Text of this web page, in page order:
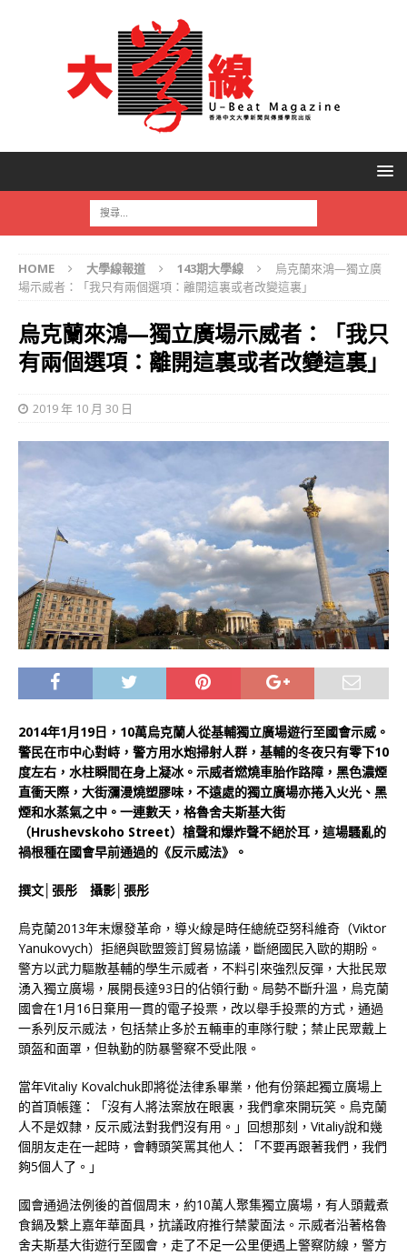
HOME 大學線報道 143期大學線
烏克蘭來鴻—獨立廣
場示威者：「我只有兩個選項：離開這裏或者改變這裏」
烏克蘭來鴻—獨立廣場示威者：「我只
有兩個選項：離開這裏或者改變這裏」
2019 年 10 月 30 日
2014年1月19日，10萬烏克蘭人從基輔獨立廣場遊行至國會示威。
警民在市中心對峙，警方用水炮掃射人群，基輔的冬夜只有零下10
度左右，水柱瞬間在身上凝冰。示威者燃燒車胎作路障，黑色濃煙
直衝天際，大街瀰漫燒塑膠味，不遠處的獨立廣場亦捲入火光、黑
煙和水蒸氣之中。一連數天，格魯舍夫斯基大街
（Hrushevskoho Street）槍聲和爆炸聲不絕於耳，這場騷亂的
禍根種在國會早前通過的《反示威法》。
撰文│張彤 攝影│張彤
烏克蘭2013年末爆發革命，導火線是時任總統亞努科維奇（Viktor
Yanukovych）拒絕與歐盟簽訂貿易協議，斷絕國民入歐的期盼。
警方以武力驅散基輔的學生示威者，不料引來強烈反彈，大批民眾
湧入獨立廣場，展開長達93日的佔領行動。局勢不斷升溫，烏克蘭
國會在1月16日棄用一貫的電子投票，改以舉手投票的方式，通過
一系列反示威法，包括禁止多於五輛車的車隊行駛；禁止民眾戴上
頭盔和面罩，但執勤的防暴警察不受此限。
當年Vitaliy Kovalchuk即將從法律系畢業，他有份築起獨立廣場上
的首頂帳篷：「沒有人將法案放在眼裏，我們拿來開玩笑。烏克蘭
人不是奴隸，反示威法對我們沒有用。」回想那刻，Vitaliy說和幾
個朋友走在一起時，會轉頭笑罵其他人：「不要再跟著我們，我們
夠5個人了。」
國會通過法例後的首個周末，約10萬人聚集獨立廣場，有人頭戴煮
食鍋及繫上嘉年華面具，抗議政府推行禁蒙面法。示威者沿著格魯
舍夫斯基大街遊行至國會，走了不足一公里便遇上警察防線，警方